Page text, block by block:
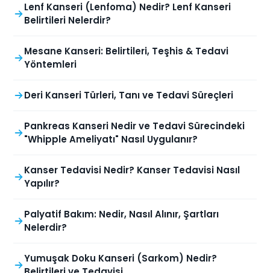
Lenf Kanseri (Lenfoma) Nedir? Lenf Kanseri
Belirtileri Nelerdir?
Mesane Kanseri: Belirtileri, Teşhis & Tedavi
Yöntemleri
Deri Kanseri Türleri, Tanı ve Tedavi Süreçleri
Pankreas Kanseri Nedir ve Tedavi Sürecindeki
"Whipple Ameliyatı" Nasıl Uygulanır?
Kanser Tedavisi Nedir? Kanser Tedavisi Nasıl
Yapılır?
Palyatif Bakım: Nedir, Nasıl Alınır, Şartları
Nelerdir?
Yumuşak Doku Kanseri (Sarkom) Nedir?